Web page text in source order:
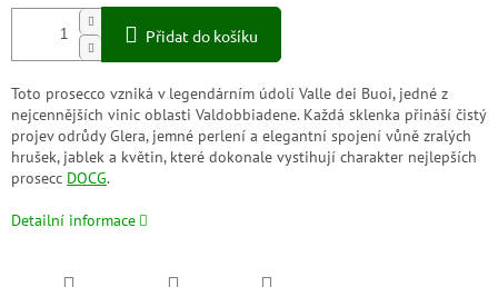
Přidat do košíku
Toto prosecco vzniká v legendárním údolí Valle dei Buoi, jedné z
nejcennějších vinic oblasti Valdobbiadene. Každá sklenka přináší čistý
projev odrůdy Glera, jemné perlení a elegantní spojení vůně zralých
hrušek, jablek a květin, které dokonale vystihují charakter nejlepších
prosecc DOCG.
Detailní informace